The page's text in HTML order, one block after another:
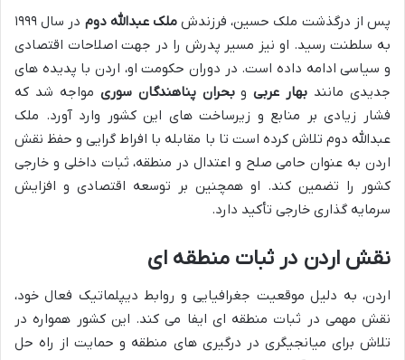
پس از درگذشت ملک حسین، فرزندشملک عبدالله دوم
در سال ۱۹۹۹
به سلطنت رسید. او نیز مسیر پدرش را در جهت اصلاحات اقتصادی
و سیاسی ادامه داده است. در دوران حکومت او، اردن با پدیده های
جدیدی مانند بهار عربیوبحران پناهندگان سوری مواجه شد که
فشار زیادی بر منابع و زیرساخت های این کشور وارد آورد. ملک
عبدالله دوم تلاش کرده است تا با مقابله با افراط گرایی و حفظ نقش
اردن به عنوان حامی صلح و اعتدال در منطقه، ثبات داخلی و خارجی
کشور را تضمین کند. او همچنین بر توسعه اقتصادی و افزایش
سرمایه گذاری خارجی تأکید دارد.
نقش اردن در ثبات منطقه ای
اردن، به دلیل موقعیت جغرافیایی و روابط دیپلماتیک فعال خود،
نقش مهمی در ثبات منطقه ای ایفا می کند. این کشور همواره در
تلاش برای میانجیگری در درگیری های منطقه و حمایت از راه حل